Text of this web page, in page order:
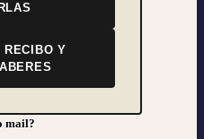
RECIBO Y
mail?